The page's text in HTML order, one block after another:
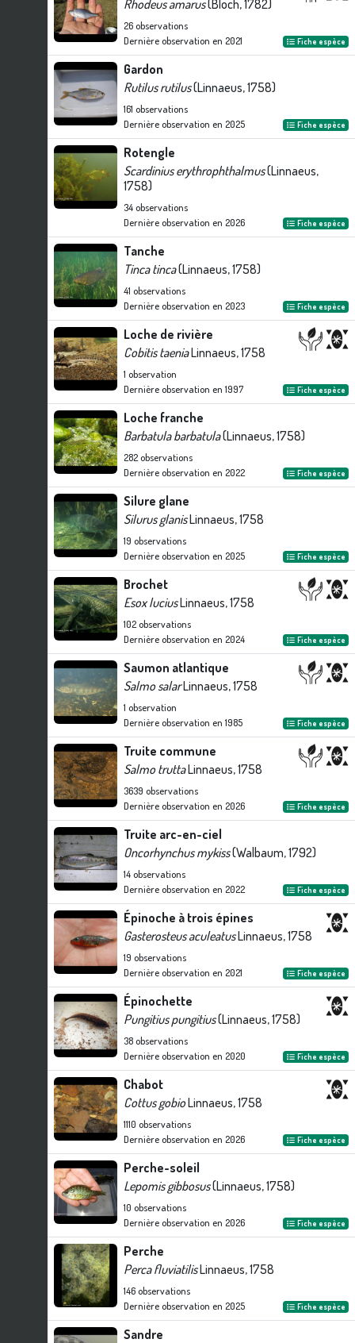
Rhodeus amarus(Bloch, 1782)
26observations
Dernière observation en 2021 Fiche espèce
Gardon
Rutilus rutilus(Linnaeus, 1758)
161 observations
Dernière observation en 2025 Fiche espèce
Rotengle
Scardinius erythrophthalmus(Linnaeus,
1758)
34observations
Dernière observation en 2026 Fiche espèce
Tanche
Tinca tinca(Linnaeus, 1758)
41 observations
Dernière observation en 2023 Fiche espèce
Loche de rivière
Cobitis taeniaLinnaeus, 1758
1 observation
Dernière observation en 1997 Fiche espèce
Loche franche
Barbatula barbatula(Linnaeus, 1758)
282observations
Dernière observation en 2022 Fiche espèce
Silure glane
Silurus glanisLinnaeus, 1758
19 observations
Dernière observation en 2025 Fiche espèce
Brochet
Esox luciusLinnaeus, 1758
102observations
Dernière observation en 2024 Fiche espèce
Saumon atlantique
Salmo salarLinnaeus, 1758
1 observation
Dernière observation en 1985 Fiche espèce
Truite commune
Salmo truttaLinnaeus, 1758
3639 observations
Dernière observation en 2026 Fiche espèce
Truite arc-en-ciel
Oncorhynchus mykiss(Walbaum, 1792)
14observations
Dernière observation en 2022 Fiche espèce
Épinoche à trois épines
Gasterosteus aculeatusLinnaeus, 1758
19 observations
Dernière observation en 2021 Fiche espèce
Épinochette
Pungitius pungitius(Linnaeus, 1758)
38observations
Dernière observation en 2020 Fiche espèce
Chabot
Cottus gobioLinnaeus, 1758
1110 observations
Dernière observation en 2026 Fiche espèce
Perche-soleil
Lepomis gibbosus(Linnaeus, 1758)
10 observations
Dernière observation en 2026 Fiche espèce
Perche
Perca fluviatilisLinnaeus, 1758
146observations
Dernière observation en 2025 Fiche espèce
Sandre